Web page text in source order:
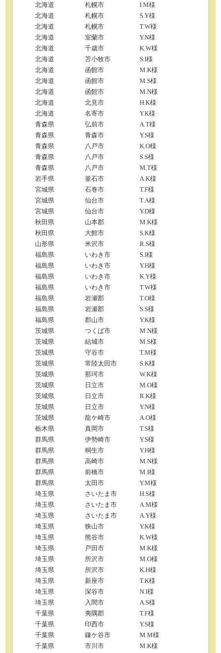
北海道
札幌市
I.M様
北海道
札幌市
S.Y様
北海道
札幌市
T.W様
北海道
室蘭市
Y.N様
北海道
千歳市
K.W様
北海道
苫小牧市
S.I様
北海道
函館市
M.K様
北海道
函館市
M.S様
北海道
函館市
M.N様
北海道
北見市
H.K様
北海道
名寄市
Y.K様
青森県
弘前市
A.T様
青森県
青森市
Y.S様
青森県
八戸市
K.O様
青森県
八戸市
S.S様
青森県
八戸市
M.T様
岩手県
釜石市
A.K様
宮城県
石巻市
T.F様
宮城県
仙台市
T.A様
宮城県
仙台市
Y.D様
秋田県
山本郡
M.K様
秋田県
大館市
S.K様
山形県
米沢市
R.S様
福島県
いわき市
S.I様
福島県
いわき市
Y.H様
福島県
いわき市
K.Y様
福島県
いわき市
T.W様
福島県
岩瀬郡
T.O様
福島県
岩瀬郡
S.S様
福島県
郡山市
Y.K様
茨城県
つくば市
M.N様
茨城県
結城市
M.S様
茨城県
守谷市
T.M様
茨城県
常陸太田市
S.K様
茨城県
那珂市
W.K様
茨城県
日立市
M.O様
茨城県
日立市
R.K様
茨城県
日立市
Y.N様
茨城県
龍ケ崎市
A.O様
栃木県
真岡市
T.S様
群馬県
伊勢崎市
Y.S様
群馬県
桐生市
Y.H様
群馬県
高崎市
M.N様
群馬県
前橋市
M.I様
群馬県
太田市
Y.M様
埼玉県
さいたま市
H.S様
埼玉県
さいたま市
A.M様
埼玉県
さいたま市
A.Y様
埼玉県
狭山市
Y.K様
埼玉県
熊谷市
K.W様
埼玉県
戸田市
M.K様
埼玉県
所沢市
M.O様
埼玉県
所沢市
K.H様
埼玉県
新座市
T.K様
埼玉県
深谷市
N.I様
埼玉県
入間市
A.S様
千葉県
夷隅郡
T.F様
千葉県
印西市
Y.S様
千葉県
鎌ケ谷市
M.M様
千葉県
市川市
M.K様